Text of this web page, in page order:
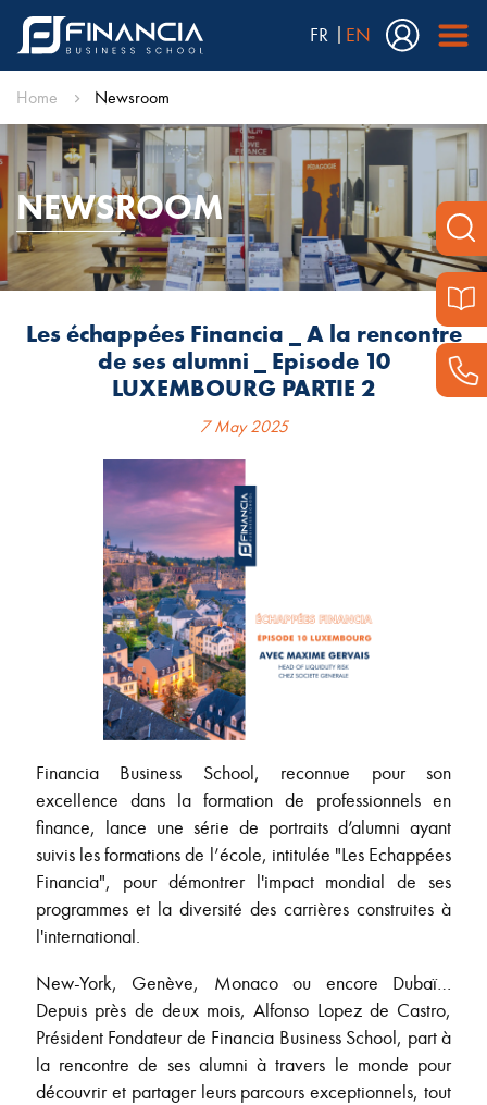
FR EN
Home Newsroom
NEWSROOM
Les échappées Financia _ A la rencontre
de ses alumni _ Episode 10
LUXEMBOURG PARTIE 2
7 May 2025
Financia Business School, reconnue pour son
excellence dans la formation de professionnels en
finance, lance une série de portraits d’alumni ayant
suivis les formations de l’école, intitulée "Les Echappées
Financia", pour démontrer l'impact mondial de ses
programmes et la diversité des carrières construites à
l'international.
New-York, Genève, Monaco ou encore Dubaï…
Depuis près de deux mois, Alfonso Lopez de Castro,
Président Fondateur de Financia Business School, part à
la rencontre de ses alumni à travers le monde pour
découvrir et partager leurs parcours exceptionnels, tout